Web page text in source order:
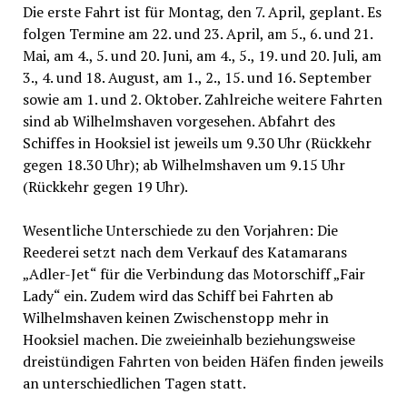
Die erste Fahrt ist für Montag, den 7. April, geplant. Es
folgen Termine am 22. und 23. April, am 5., 6. und 21.
Mai, am 4., 5. und 20. Juni, am 4., 5., 19. und 20. Juli, am
3., 4. und 18. August, am 1., 2., 15. und 16. September
sowie am 1. und 2. Oktober. Zahlreiche weitere Fahrten
sind ab Wilhelmshaven vorgesehen. Abfahrt des
Schiffes in Hooksiel ist jeweils um 9.30 Uhr (Rückkehr
gegen 18.30 Uhr); ab Wilhelmshaven um 9.15 Uhr
(Rückkehr gegen 19 Uhr).
Wesentliche Unterschiede zu den Vorjahren: Die
Reederei setzt nach dem Verkauf des Katamarans
„Adler-Jet“ für die Verbindung das Motorschiff „Fair
Lady“ ein. Zudem wird das Schiff bei Fahrten ab
Wilhelmshaven keinen Zwischenstopp mehr in
Hooksiel machen. Die zweieinhalb beziehungsweise
dreistündigen Fahrten von beiden Häfen finden jeweils
an unterschiedlichen Tagen statt.